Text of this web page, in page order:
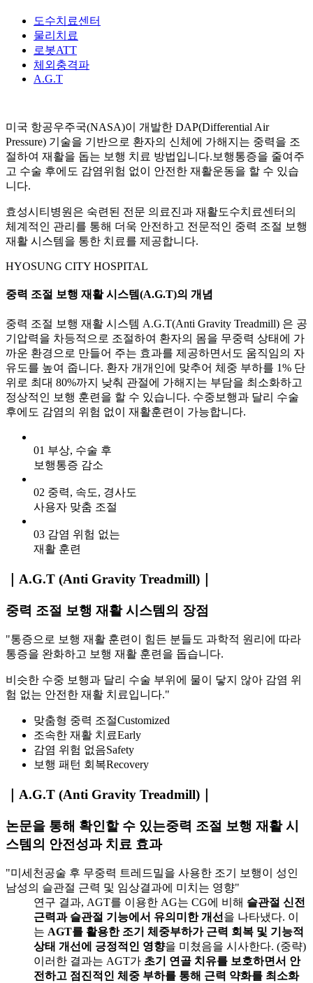
도수치료센터
물리치료
로봇ATT
체외충격파
A.G.T
미국 항공우주국(NASA)이 개발한 DAP(Differential Air
Pressure) 기술을 기반으로 환자의 신체에 가해지는 중력을 조
절하여 재활을 돕는 보행 치료 방법입니다.보행통증을 줄여주
고 수술 후에도 감염위험 없이 안전한 재활운동을 할 수 있습
니다.
효성시티병원은 숙련된 전문 의료진과 재활도수치료센터의
체계적인 관리 를 통해 더욱 안전하고 전문적인 중력 조절 보행
재활 시스템을 통한 치료를 제공합니다.
HYOSUNG CITY HOSPITAL
중력 조절 보행 재활 시스템(A.G.T)의 개념
중력 조절 보행 재활 시스템 A.G.T(Anti Gravity Treadmill) 은 공
기압력을 차등적으로 조절하여 환자의 몸을 무중력 상태에 가
까운 환경으로 만들어 주는 효과를 제공하면서도 움직임의 자
유도를 높여 줍니다. 환자 개개인에 맞추어 체중 부하를 1% 단
위로 최대 80%까지 낮춰 관절에 가해지는 부담을 최소화하고
정상적인 보행 훈련을 할 수 있습니다. 수중보행과 달리 수술
후에도 감염의 위험 없이 재활훈련이 가능합니다.
01 부상, 수술 후
보행통증 감소
02 중력, 속도, 경사도
사용자 맞춤 조절
03 감염 위험 없는
재활 훈련
｜A.G.T (Anti Gravity Treadmill)｜
중력 조절 보행 재활 시스템의 장점
"통증으로 보행 재활 훈련이 힘든 분들도 과학적 원리에 따라
통증을 완화하고 보행 재활 훈련을 돕습니다.
비슷한 수중 보행과 달리 수술 부위에 물이 닿지 않아 감염 위
험 없는 안전한 재활 치료입니다."
맞춤형 중력 조절Customized
조속한 재활 치료Early
감염 위험 없음Safety
보행 패턴 회복Recovery
｜A.G.T (Anti Gravity Treadmill)｜
논문을 통해 확인할 수 있는중력 조절 보행 재활 시
스템의 안전성과 치료 효과
"미세천공술 후 무중력 트레드밀을 사용한 조기 보행이 성인
남성의 슬관절 근력 및 임상결과에 미치는 영향"
연구 결과, AGT를 이용한 AG는 CG에 비해 슬관절 신전
근력과 슬관절 기능에서 유의미한 개선을 나타냈다. 이
는 AGT를 활용한 조기 체중부하가 근력 회복 및 기능적
상태 개선에 긍정적인 영향을 미쳤음을 시사한다. (중략)
이러한 결과는 AGT가 초기 연골 치유를 보호하면서 안
전하고 점진적인 체중 부하를 통해 근력 약화를 최소화